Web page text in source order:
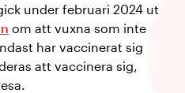
under februari 2024 ut
om att vuxna som inte
har vaccinerat sig
att vaccinera sig,